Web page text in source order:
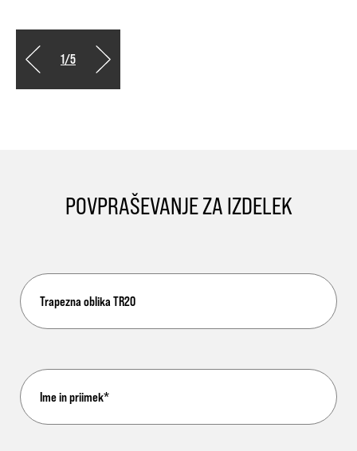
1/5
POVPRAŠEVANJE ZA IZDELEK